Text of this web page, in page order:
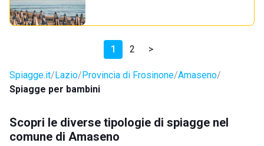
1 2 >
Spiagge.it Lazio Provincia di Frosinone Amaseno
Spiagge per bambini
Scopri le diverse tipologie di spiagge nel
comune di Amaseno